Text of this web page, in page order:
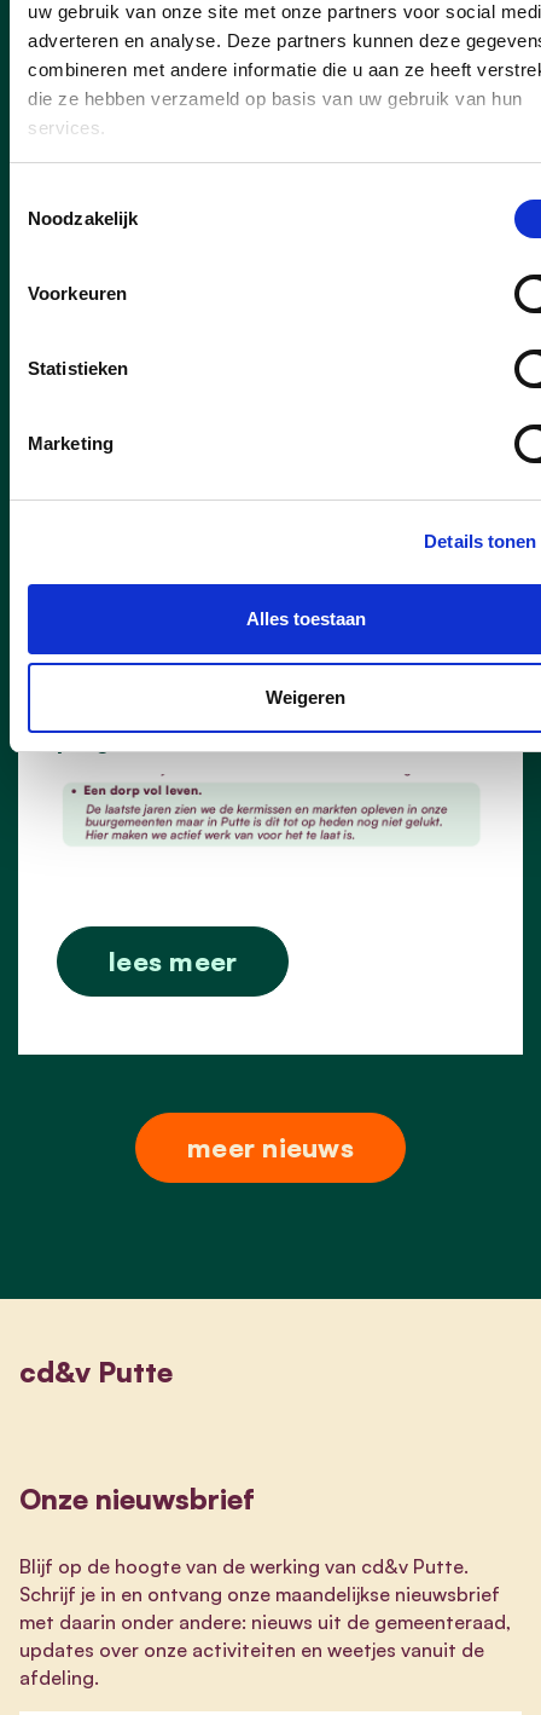
uw gebruik van onze site met onze partners voor social
adverteren en analyse. Deze partners kunnen deze
combineren met andere informatie die u aan ze heeft
die ze hebben verzameld op basis van uw gebruik van hun
services.
Noodzakelijk
Voorkeuren
Statistieken
Marketing
Details tonen
Alles toestaan
Weigeren
en lekkers
Dat was het recept voor een topeditie van
onze nieuwjaarsreceptie!
Een dorp vol leven
Dit hebben we beloofd in onze
programmafolder:
lees meer
meer nieuws
cd&v Putte
Onze nieuwsbrief
Blijf op de hoogte van de werking van cd&v Putte.
Schrijf je in en ontvang onze maandelijkse nieuwsbrief
met daarin onder andere: nieuws uit de gemeenteraad,
updates over onze activiteiten en weetjes vanuit de
afdeling.